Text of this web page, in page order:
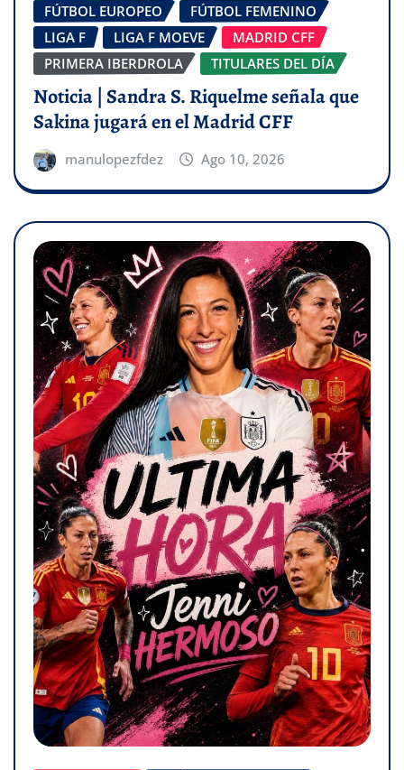
FÚTBOL EUROPEO
FÚTBOL FEMENINO
LIGA F
LIGA F MOEVE
MADRID CFF
PRIMERA IBERDROLA
TITULARES DEL DÍA
Noticia | Sandra S. Riquelme señala que
Sakina jugará en el Madrid CFF
manulopezfdez Ago 10, 2026